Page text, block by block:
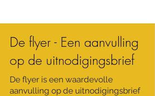
De flyer - Een aanvulling
op de uitnodigingsbrief
De flyer is een waardevolle
aanvulling op de uitnodigingsbrief